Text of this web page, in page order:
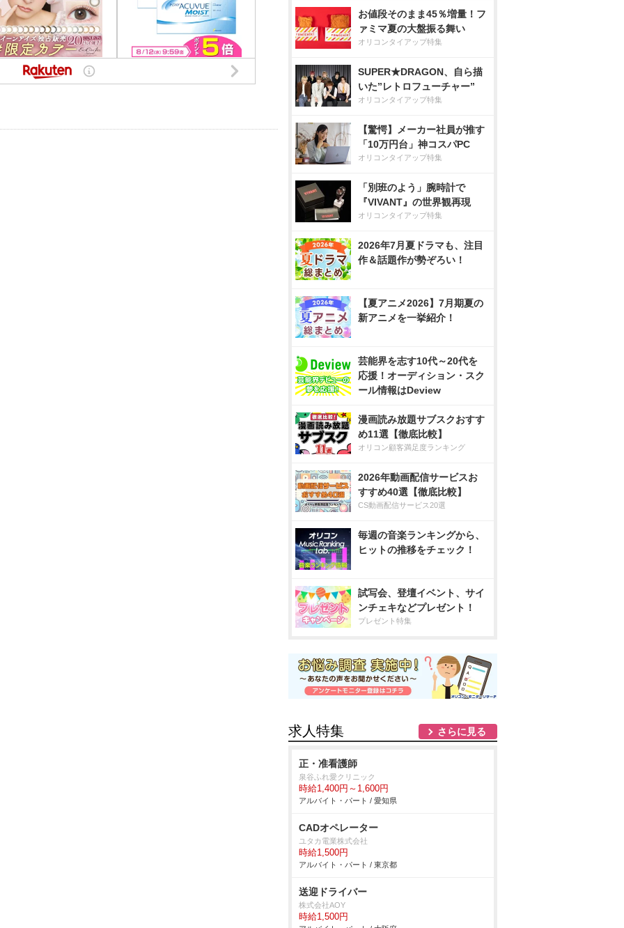
お値段そのまま45％増量！フ
ァミマ夏の大盤振る舞い
オリコンタイアップ特集
SUPER★DRAGON、自ら描
いた”レトロフューチャー”
オリコンタイアップ特集
【驚愕】メーカー社員が推す
「10万円台」神コスパPC
オリコンタイアップ特集
「別班のよう」腕時計で
『VIVANT』の世界観再現
オリコンタイアップ特集
2026年7月夏ドラマも、注目
作＆話題作が勢ぞろい！
【夏アニメ2026】7月期夏の
新アニメを一挙紹介！
芸能界を志す10代～20代を
応援！オーディション・スク
ール情報はDeview
漫画読み放題サブスクおすす
め11選【徹底比較】
オリコン顧客満足度ランキング
2026年動画配信サービスお
すすめ40選【徹底比較】
CS動画配信サービス20選
毎週の音楽ランキングから、
ヒットの推移をチェック！
試写会、登壇イベント、サイ
ンチェキなどプレゼント！
プレゼント特集
求人特集 さらに見る
正・准看護師
泉谷ふれ愛クリニック
時給1,400円～1,600円
アルバイト・パート / 愛知県
CADオペレーター
ユタカ電業株式会社
時給1,500円
アルバイト・パート / 東京都
送迎ドライバー
株式会社AOY
時給1,500円